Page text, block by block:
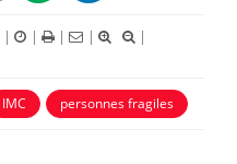
| | | |
|
IMC personnes fragiles